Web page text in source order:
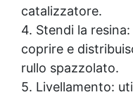
catalizzatore.
4. Stendi la resina:
coprire e
rullo spazzolato.
5. Livellamento: